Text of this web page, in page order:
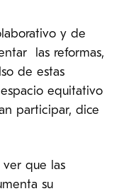
y de
las reformas,
de estas
equitativo
participar, dice
ver que las
su